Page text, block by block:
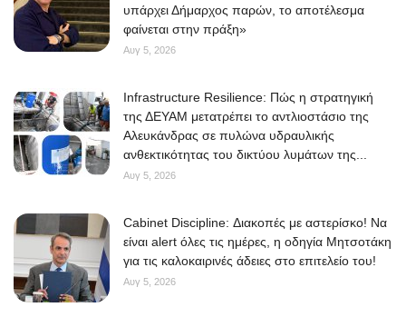
υπάρχει Δήμαρχος παρών, το αποτέλεσμα
φαίνεται στην πράξη»
Αυγ 5, 2026
Infrastructure Resilience: Πώς η στρατηγική
της ΔΕΥΑΜ μετατρέπει το αντλιοστάσιο της
Αλευκάνδρας σε πυλώνα υδραυλικής
ανθεκτικότητας του δικτύου λυμάτων της...
Αυγ 5, 2026
Cabinet Discipline: Διακοπές με αστερίσκο! Να
είναι alert όλες τις ημέρες, η οδηγία Μητσοτάκη
για τις καλοκαιρινές άδειες στο επιτελείο του!
Αυγ 5, 2026